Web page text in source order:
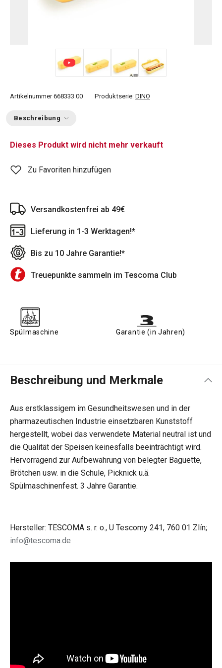
Artikelnummer 668333.00 Produktserie: DINO
Beschreibung
Dieses Produkt wird nicht mehr verkauft
Zu Favoriten hinzufügen
Versandkostenfrei ab 49€
Lieferung in 1-3 Werktagen!*
Bis zu 10 Jahre Garantie!*
Treuepunkte sammeln im Tescoma Club
Spülmaschine Garantie (in Jahren)
Beschreibung und Merkmale
Aus erstklassigem im Gesundheitswesen und in der
pharmazeutischen Industrie einsetzbaren Kunststoff
hergestellt, wobei das verwendete Material neutral ist und
die Qualität der Speisen keinesfalls beeinträchtigt wird.
Hervorragend zur Aufbewahrung von belegter Baguette,
Brötchen usw. in die Schule, Picknick u.ä.
Spülmaschinenfest. 3 Jahre Garantie.
Hersteller: TESCOMA s. r. o., U Tescomy 241, 760 01 Zlín;
info@tescoma.de